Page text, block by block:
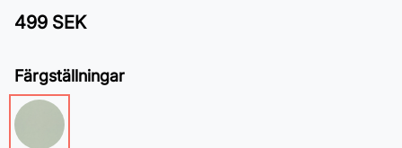
499 SEK
Färgställningar